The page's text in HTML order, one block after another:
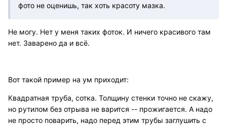
фото не оценишь, так хоть красоту мазка.
Не могу. Нет у меня таких фоток. И ничего красивого там
нет. Заварено да и всё.
Вот такой пример на ум приходит:
Квадратная труба, сотка. Толщину стенки точно не скажу,
но рутилом без отрыва не варится -- прожигается. А надо
не просто поварить, надо перед этим трубы заглушить с